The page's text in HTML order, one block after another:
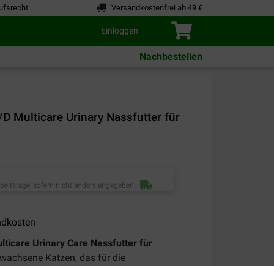
Versandkostenfrei ab 49 €
Einloggen
Nachbestellen
Multicare Urinary Nassfutter für
sofern nicht anders angegeben
Urinary Care Nassfutter für
Katzen, das für die